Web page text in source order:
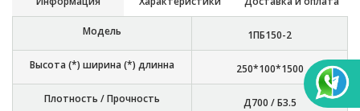
Модель 1ПБ150-2
Высота (*) ширина (*) длинна 250*100*1500
Плотность / Прочность Д700 / Б3.5